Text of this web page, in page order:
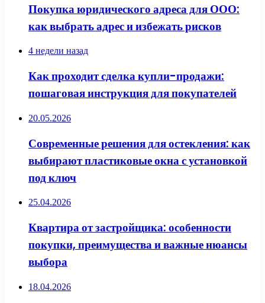
Покупка юридического адреса для ООО:
как выбрать адрес и избежать рисков
4 недели назад
Как проходит сделка купли-продажи:
пошаговая инструкция для покупателей
20.05.2026
Современные решения для остекления: как
выбирают пластиковые окна с установкой
под ключ
25.04.2026
Квартира от застройщика: особенности
покупки, преимущества и важные нюансы
выбора
18.04.2026